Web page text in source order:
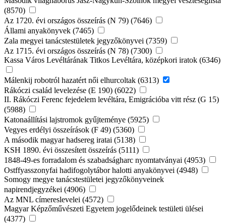
(8570)
Az 1720. évi országos összeírás (N 79) (7646)
Állami anyakönyvek (7465)
Zala megyei tanácstestületek jegyzőkönyvei (7359)
Az 1715. évi országos összeírás (N 78) (7300)
Kassa Város Levéltárának Titkos Levéltára, középkori iratok (6346)
Málenkij robotról hazatért női elhurcoltak (6313)
Rákóczi család levelezése (E 190) (6022)
II. Rákóczi Ferenc fejedelem levéltára, Emigrációba vitt rész (G 15)
(5988)
Katonaállítási lajstromok gyűjteménye (5925)
Vegyes erdélyi összeírások (F 49) (5360)
A második magyar hadsereg iratai (5138)
KSH 1890. évi összesített összeírás (5111)
1848-49-es forradalom és szabadságharc nyomtatványai (4953)
Ostffyasszonyfai hadifogolytábor halotti anyakönyvei (4948)
Somogy megye tanácstestületei jegyzőkönyveinek
napirendjegyzékei (4906)
Az MNL címereslevelei (4572)
Magyar Képzőművészeti Egyetem jogelődeinek testületi ülései
(4377)